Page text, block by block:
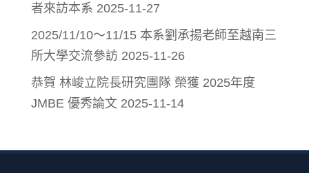
者來訪本系 2025-11-27
2025/11/10～11/15 本系劉承揚老師至越南三
所大學交流參訪 2025-11-26
恭賀 林峻立院長研究團隊 榮獲 2025年度
JMBE 優秀論文 2025-11-14